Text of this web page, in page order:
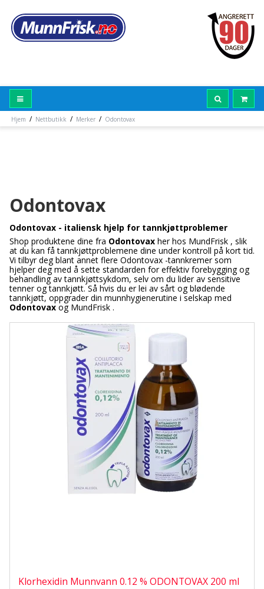
Hjem / Nettbutikk / Merker / Odontovax
Odontovax
Odontovax - italiensk hjelp for tannkjøttproblemer
Shop produktene dine fra Odontovax her hos MundFrisk , slik
at du kan få tannkjøttproblemene dine under kontroll på kort tid.
Vi tilbyr deg blant annet flere Odontovax -tannkremer som
hjelper deg med å sette standarden for effektiv forebygging og
behandling av tannkjøttsykdom, selv om du lider av sensitive
tenner og tannkjøtt. Så hvis du er lei av sårt og blødende
tannkjøtt, oppgrader din munnhygienerutine i selskap med
Odontovax og MundFrisk .
Klorhexidin Munnvann 0.12 % ODONTOVAX 200 ml